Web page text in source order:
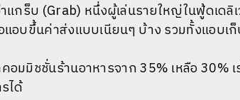
กร็บ (Grab) หนึ่งผู้เล่นรายใหญ่ในฟู้ดเดลิ
อบขึ้นค่าส่งแบบเนียนๆ บ้าง รวมทั้งแอบเ
มิชชั่นร้านอาหารจาก 35% เหลือ 30% เ
ได้